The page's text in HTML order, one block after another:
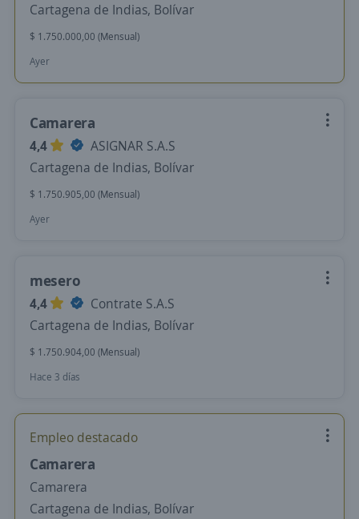
Cartagena de Indias, Bolívar
$ 1.750.000,00 (Mensual)
Ayer
Camarera
4,4
ASIGNAR S.A.S
Cartagena de Indias, Bolívar
$ 1.750.905,00 (Mensual)
Ayer
mesero
4,4
Contrate S.A.S
Cartagena de Indias, Bolívar
$ 1.750.904,00 (Mensual)
Hace 3 días
Empleo destacado
Camarera
Camarera
Cartagena de Indias, Bolívar